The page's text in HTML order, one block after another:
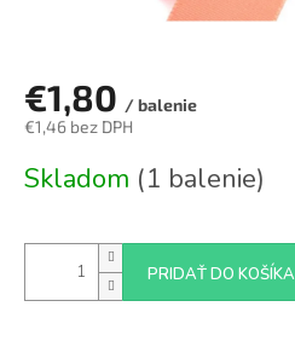
€1,80 / balenie
€1,46 bez DPH
cena:
Skladom (1 balenie)
PRIDAŤ DO KOŠÍKA